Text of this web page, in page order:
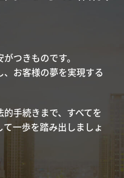
つきものです。
お客様の夢を実現する
手続きまで、すべてを
一歩を踏み出しましょ